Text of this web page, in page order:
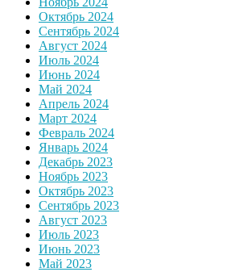
Октябрь 2024
Сентябрь 2024
Август 2024
Июль 2024
Июнь 2024
Май 2024
Апрель 2024
Март 2024
Февраль 2024
Январь 2024
Декабрь 2023
Ноябрь 2023
Октябрь 2023
Сентябрь 2023
Август 2023
Июль 2023
Июнь 2023
Май 2023